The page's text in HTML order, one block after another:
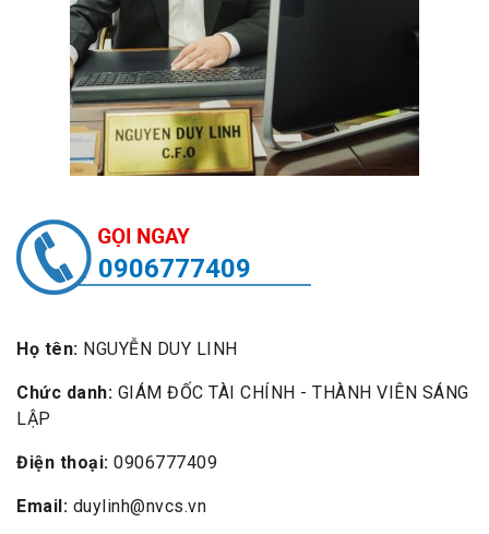
0906777409
Họ tên: NGUYỄN DUY LINH
Chức danh: GIÁM ĐỐC TÀI CHÍNH - THÀNH VIÊN SÁNG
LẬP
Điện thoại: 0906777409
Email: duylinh@nvcs.vn